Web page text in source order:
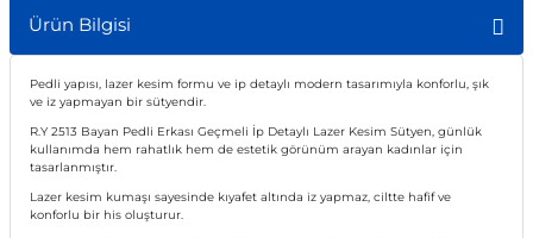
Ürün Bilgisi
Pedli yapısı, lazer kesim formu ve ip detaylı modern tasarımıyla konforlu, şık
ve iz yapmayan bir sütyendir.
R.Y 2513 Bayan Pedli Erkası Geçmeli İp Detaylı Lazer Kesim Sütyen, günlük
kullanımda hem rahatlık hem de estetik görünüm arayan kadınlar için
tasarlanmıştır.
Lazer kesim kumaşı sayesinde kıyafet altında iz yapmaz, ciltte hafif ve
konforlu bir his oluşturur.